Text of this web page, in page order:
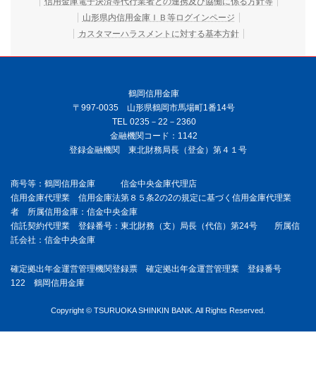
山形県内信用金庫ＩＢ等ログインページ
カスタマーハラスメントに対する基本方針
鶴岡信用金庫
〒997-0035 山形県鶴岡市馬場町1番14号
TEL 0235－22－2360
金融機関コード：1142
登録金融機関 東北財務局長（登金）第４１号
商号等：鶴岡信用金庫 信金中央金庫代理店
信用金庫代理業 信用金庫法第８５条2の2の規定に基づく信用金庫代理業
者 所属信用金庫：信金中央金庫
信託契約代理業 登録番号：東北財務（支）局長（代信）第24号 所属信
託会社：信金中央金庫
確定拠出年金運営管理機関登録票 確定拠出年金運営管理業 登録番号
122 鶴岡信用金庫
Copyright © TSURUOKA SHINKIN BANK. All Rights Reserved.